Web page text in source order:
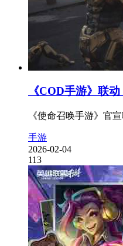
《COD手游》联
《使命召唤手游》官
手游
2026-02-04
113